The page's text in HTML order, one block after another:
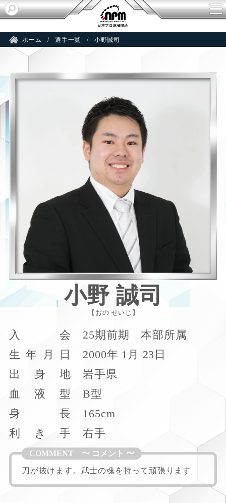
日本プロ麻雀協会
ホーム 選手一覧 小野誠司
小野 誠司
おの せいじ
入 会
25期前期 本部所属
生 年 月 日
2000年 1月 23日
出
身 地
岩手県
血
液 型
B型
身
長
165cm
利
き 手 右手
刀が抜けます。武士の魂を持って頑張ります